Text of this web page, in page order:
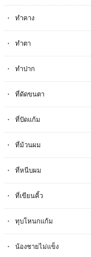
ทำคาง
ทำตา
ทำปาก
ที่ดัดขนตา
ที่ปัดแก้ม
ที่ม้วนผม
ที่หนีบผม
ที่เขียนคิ้ว
ทุบโหนกแก้ม
น้องชายไม่แข็ง